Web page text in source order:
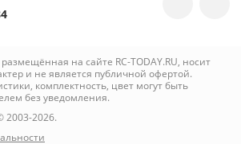
на сайте RC-TODAY.RU, носит
и не является публичной офертой.
комплектность, цвет могут быть
без уведомления.
2026.